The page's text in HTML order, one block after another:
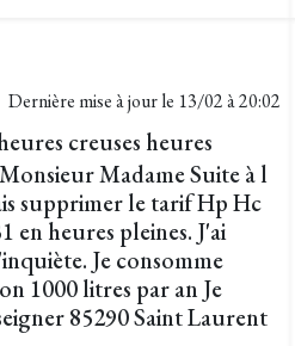
Dernière mise à jour le 13/02 à 20:02
creuses heures
Madame Suite à l
supprimer le tarif Hp Hc
en heures pleines. J'ai
Je consomme
1000 litres par an Je
85290 Saint Laurent